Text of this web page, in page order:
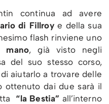
continua ad avere
di Fillroye della sua
flash rinviene uno
mano, già visto negli
del suo stesso corso,
aiutarlo a trovare delle
ottenuto dai due sarà il
“la Bestia” all’interno